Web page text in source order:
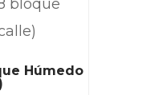
Húmedo